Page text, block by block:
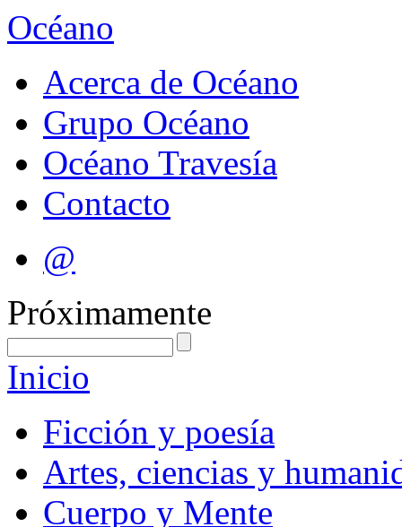
Océano
Acerca de Océano
Grupo Océano
Océano Travesía
Contacto
@
Próximamente
Inicio
Ficción y poesía
Artes, ciencias y
Cuerpo y Mente